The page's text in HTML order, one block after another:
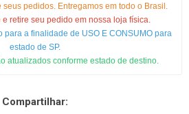
seus pedidos. Entregamos em todo o Brasil.
e retire seu pedido em nossa loja física.
para a finalidade de USO E CONSUMO para
estado de SP.
atualizados conforme estado de destino.
Compartilhar: